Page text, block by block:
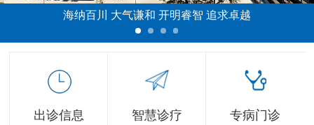
海纳百川 大气谦和 开明睿智 追求卓越
出诊信息 智慧诊疗 专病门诊